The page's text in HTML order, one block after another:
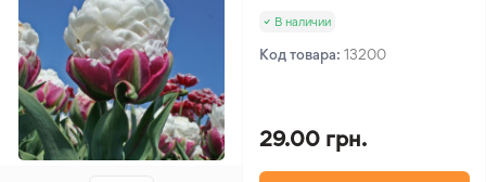
В наличии
Код товара: 13200
29.00 грн.